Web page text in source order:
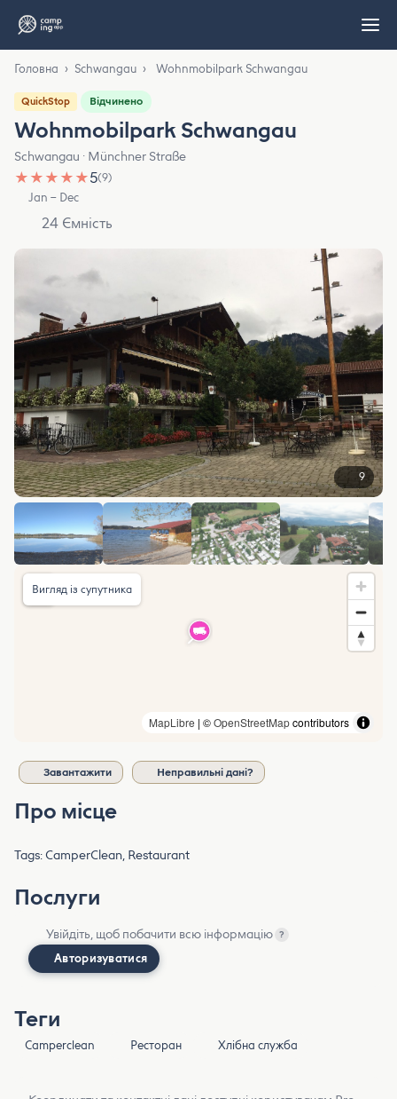
Головна › Schwangau › Wohnmobilpark Schwangau
QuickStop Відчинено
Wohnmobilpark Schwangau
Schwangau · Münchner Straße
★ ★ ★ ★ ★5(9)
Jan – Dec
24 Ємність
9
MapLibre | ©OpenStreetMapcontributors
Вигляд із супутника
Завантажити Неправильні дані?
Про місце
Tags: CamperClean, Restaurant
Послуги
Увійдіть, щоб побачити всю інформацію ?
Авторизуватися
Теги
Camperclean Ресторан Хлібна служба